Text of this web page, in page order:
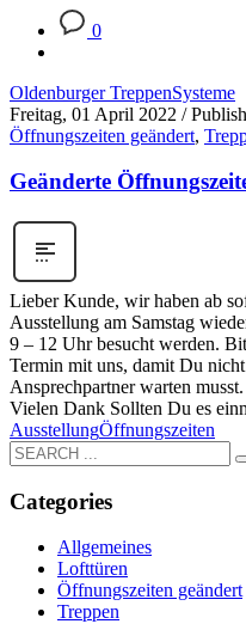
0
Oldenburger TreppenSysteme
Freitag, 01 April 2022 /
Öffnungszeiten geändert,
Geänderte
Lieber Kunde, wir haben ab
Ausstellung am Samstag
9 – 12 Uhr besucht werden.
Termin mit uns, damit Du
Ansprechpartner warten
Vielen Dank Sollten Du es
AusstellungÖffnungszeiten
Categories
Allgemeines
Lofttüren
Öffnungszeiten geändert
Treppen